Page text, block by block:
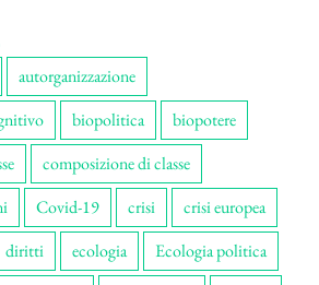
autorganizzazione
biopolitica
biopotere
composizione di classe
Covid-19 crisi
crisi europea
diritti ecologia
Ecologia politica